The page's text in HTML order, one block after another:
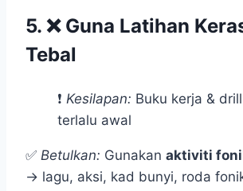
5. ❌ Guna Latihan
Tebal
❗ Kesilapan: Buku kerja &
terlalu awal
✅ Betulkan: Gunakan aktiviti
→ lagu, aksi, kad bunyi, roda